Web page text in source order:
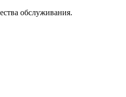
обслуживания.